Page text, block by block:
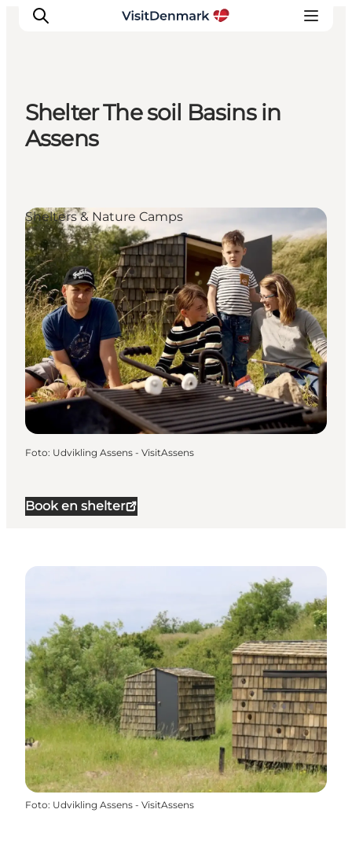
Inspiration
Planera resan
Shelter The soil Basins in
Assens
Book en shelter
Shelters & Nature Camps
Foto: Udvikling Assens - VisitAssens
Foto: Udvikling Assens - VisitAssens